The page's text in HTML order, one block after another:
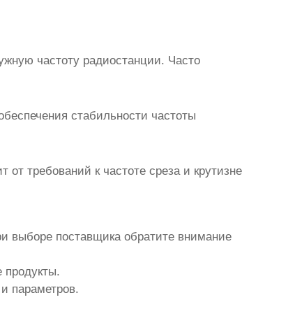
частоту радиостанции. Часто
стабильности частоты
требований к частоте среза и крутизне
выборе поставщика обратите внимание
продукты.
параметров.